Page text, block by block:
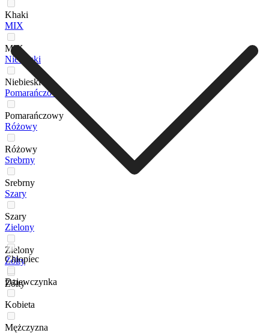
Khaki
MIX
MIX
Niebieski
Niebieski
Pomarańczowy
Pomarańczowy
Różowy
Różowy
Srebrny
Srebrny
Szary
Szary
Zielony
Zielony
Żółty
Żółty
Chłopiec
Dziewczynka
Kobieta
Mężczyzna